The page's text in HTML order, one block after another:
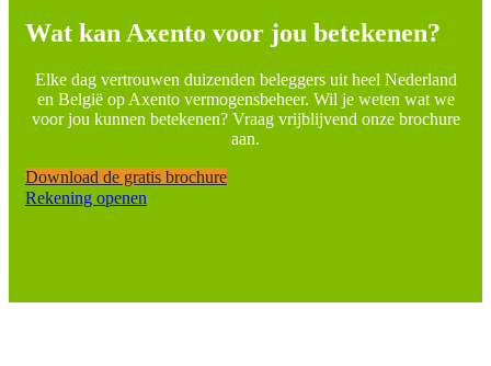
Wat kan Axento voor jou betekenen?
Elke dag vertrouwen duizenden beleggers uit heel Nederland
en België op Axento vermogensbeheer. Wil je weten wat we
voor jou kunnen betekenen? Vraag vrijblijvend onze brochure
aan.
Download de gratis brochure
Rekening openen